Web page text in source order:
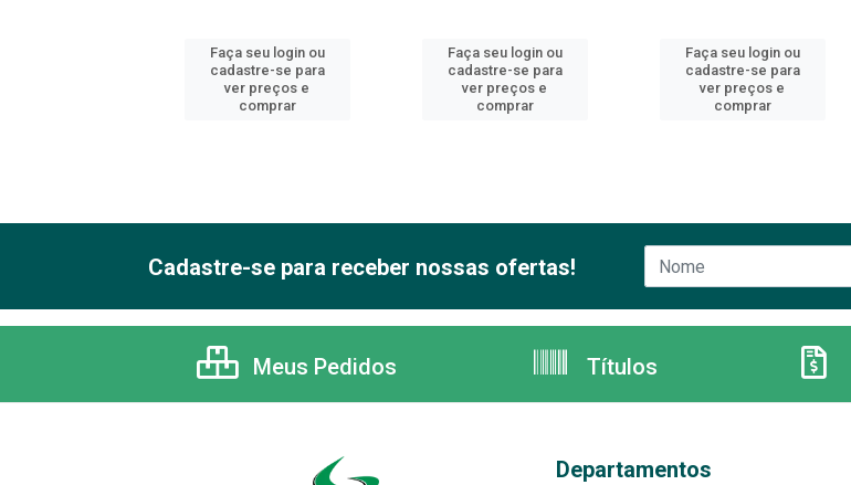
Faça seu login ou
cadastre-se para
ver preços e
comprar
Faça seu login ou
cadastre-se para
ver preços e
comprar
Faça seu login ou
cadastre-se para
ver preços e
comprar
Cadastre-se para receber nossas ofertas!
Meus Pedidos Títulos
Departamentos